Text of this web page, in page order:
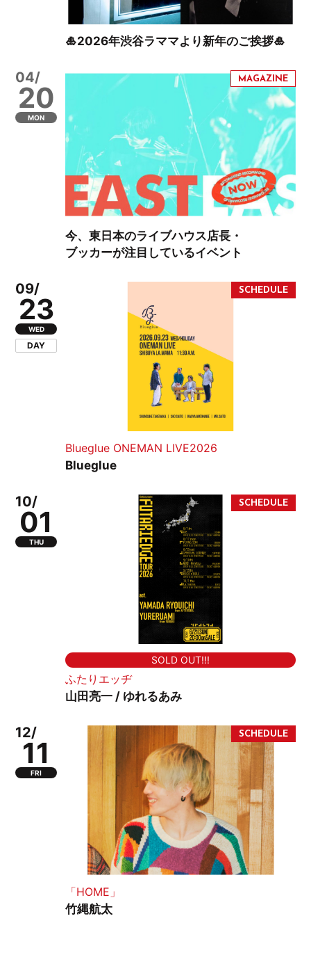
🎍2026年渋谷ラママより新年のご挨拶🎍
04/
20
MON
今、東日本のライブハウス店長・
ブッカーが注目しているイベント
09/
23
WED
DAY
Blueglue ONEMAN LIVE2026
Blueglue
10/
01
THU
SOLD OUT!!!
ふたりエッヂ
山田亮一 / ゆれるあみ
12/
11
FRI
「HOME」
竹縄航太